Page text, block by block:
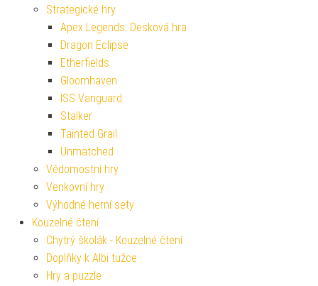
Strategické hry
Apex Legends: Desková hra
Dragon Eclipse
Etherfields
Gloomhaven
ISS Vanguard
Stalker
Tainted Grail
Unmatched
Vědomostní hry
Venkovní hry
Výhodné herní sety
Kouzelné čtení
Chytrý školák - Kouzelné čtení
Doplňky k Albi tužce
Hry a puzzle